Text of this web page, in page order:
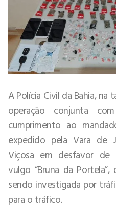
A Polícia Civil da Bahia,
operação conjunta
cumprimento ao
expedido pela Vara de
Viçosa em desfavor de
vulgo “Bruna da
sendo investigada por
para o tráfico.